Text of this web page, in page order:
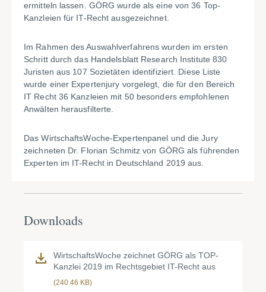
ermitteln lassen. GÖRG wurde als eine von 36 Top-
Kanzleien für IT-Recht ausgezeichnet.
Im Rahmen des Auswahlverfahrens wurden im ersten
Schritt durch das Handelsblatt Research Institute 830
Juristen aus 107 Sozietäten identifiziert. Diese Liste
wurde einer Expertenjury vorgelegt, die für den Bereich
IT Recht 36 Kanzleien mit 50 besonders empfohlenen
Anwälten herausfilterte.
Das WirtschaftsWoche-Expertenpanel und die Jury
zeichneten Dr. Florian Schmitz von GÖRG als führenden
Experten im IT-Recht in Deutschland 2019 aus.
Downloads
WirtschaftsWoche zeichnet GÖRG als TOP-
Kanzlei 2019 im Rechtsgebiet IT-Recht aus
(240.46 KB)